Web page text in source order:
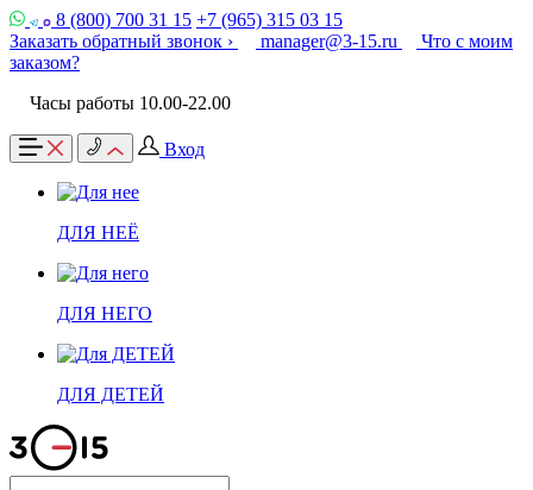
8 (800) 700 31 15 +7 (965) 315 03 15
Заказать обратный звонок ›
manager@3-15.ru
Что с моим
заказом?
Часы работы 10.00-22.00
Вход
ДЛЯ НЕЁ
ДЛЯ НЕГО
ДЛЯ ДЕТЕЙ